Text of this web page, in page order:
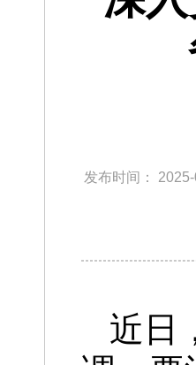
发布时间：
近日